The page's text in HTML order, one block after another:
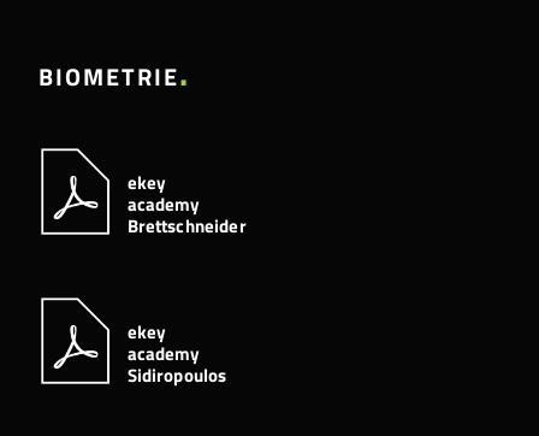
BIOMETRIE
ekey
academy
Brettschneider
ekey
academy
Sidiropoulos